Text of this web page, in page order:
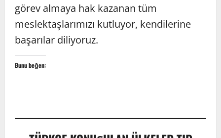
görev almaya hak kazanan tüm
meslektaşlarımızı kutluyor, kendilerine
başarılar diliyoruz.
Bunu beğen: